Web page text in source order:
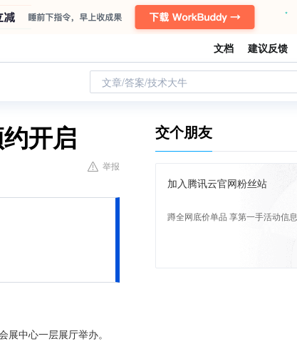
文档 建议反馈
文章/答案/技术大牛
开启
举报
中心一层展厅举办。
交个朋友
加入腾讯云官网粉丝站
蹲全网底价单品 享第一手活动信息